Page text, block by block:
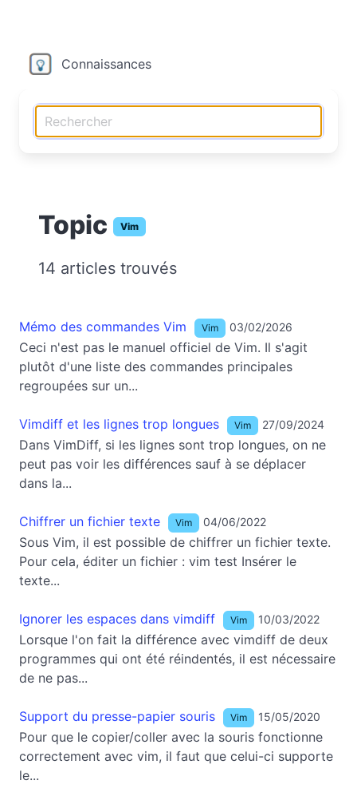
Connaissances
Topic Vim
14 articles trouvés
Mémo des commandes Vim Vim 03/02/2026
Ceci n'est pas le manuel officiel de Vim. Il s'agit
plutôt d'une liste des commandes principales
regroupées sur un...
Vimdiff et les lignes trop longues Vim 27/09/2024
Dans VimDiff, si les lignes sont trop longues, on ne
peut pas voir les différences sauf à se déplacer
dans la...
Chiffrer un fichier texte Vim 04/06/2022
Sous Vim, il est possible de chiffrer un fichier texte.
Pour cela, éditer un fichier : vim test Insérer le
texte...
Ignorer les espaces dans vimdiff Vim 10/03/2022
Lorsque l'on fait la différence avec vimdiff de deux
programmes qui ont été réindentés, il est nécessaire
de ne pas...
Support du presse-papier souris Vim 15/05/2020
Pour que le copier/coller avec la souris fonctionne
correctement avec vim, il faut que celui-ci supporte
le...